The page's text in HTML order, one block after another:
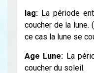
lag: La période
coucher de la lune.
ce cas la lune se
Age Lune: La
coucher du soleil.